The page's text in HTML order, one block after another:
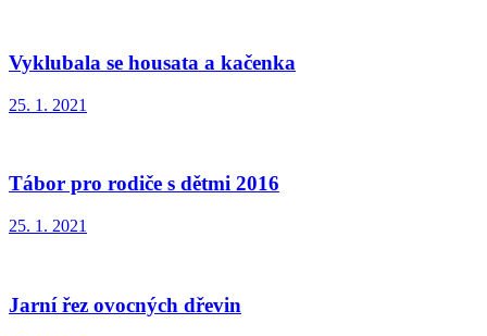
Vyklubala se housata a kačenka
25. 1. 2021
Tábor pro rodiče s dětmi 2016
25. 1. 2021
Jarní řez ovocných dřevin